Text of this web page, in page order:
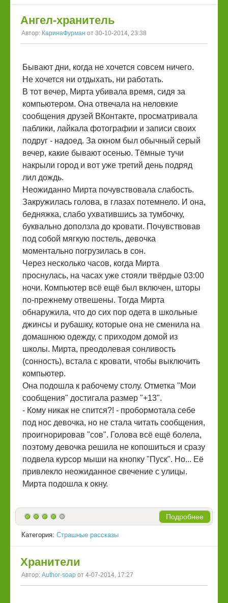
Ангел-хранитель
Автор: КаринаФурман от 30-10-2014, 23:38
Бывают дни, когда не хочется совсем ничего.
Не хочется ни отдыхать, ни работать.
В тот вечер, Мирта убивала время, сидя за
компьютером. Она отвечала на неловкие
сообщения друзей ВКонтакте, просматривала
паблики, лайкала фотографии и записи своих
подруг - надоед. За окном был обычный серый
вечер, какие бывают осенью. Тёмные тучи
накрыли город и вот уже третий день подряд
лил дождь.
Неожиданно Мирта почувствовала слабость.
Закружилась голова, в глазах потемнело. И она,
бедняжка, слабо ухватившись за тумбочку,
буквально доползла до кровати. Почувствовав
под собой мягкую постель, девочка
моментально погрузилась в сон.
Через несколько часов, когда Мирта
проснулась, на часах уже стояли твёрдые 03:00
ночи. Компьютер всё ещё был включен, шторы
по-прежнему отвешены. Тогда Мирта
обнаружила, что до сих пор одета в школьные
джинсы и рубашку, которые она не сменила на
домашнюю одежду, с приходом домой из
школы. Мирта, преодолевая сонливость
(сонность), встала с кровати, чтобы выключить
компьютер.
Она подошла к рабочему столу. Отметка "Мои
сообщения" достигала размер "+13".
- Кому никак не спится?! - пробормотала себе
под нос девочка, но не стала читать сообщения,
проигнорировав "сов". Голова всё ещё болела,
поэтому девочка решила не копошиться и сразу
подвела курсор мыши на кнопку "Пуск". Но... Её
привлекло неожиданное свечение с улицы.
Мирта подошла к окну.
Подробнее
Категория: Страшные рассказы
Хранители
Автор: Author-soap от 4-07-2014, 17:27